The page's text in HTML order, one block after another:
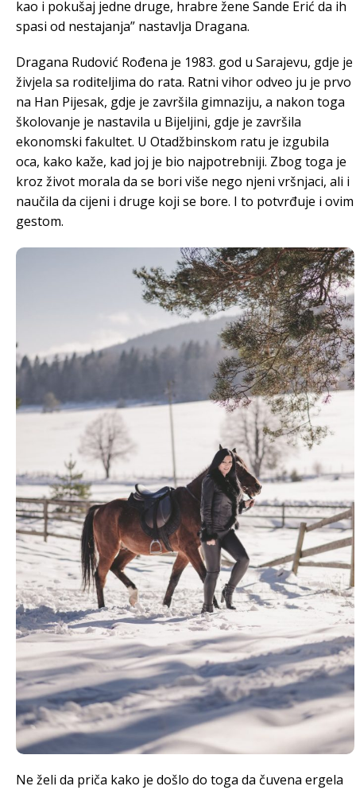
kao i pokušaj jedne druge, hrabre žene Sande Erić da ih
spasi od nestajanja” nastavlja Dragana.
Dragana Rudović Rođena je 1983. god u Sarajevu, gdje je
živjela sa roditeljima do rata. Ratni vihor odveo ju je prvo
na Han Pijesak, gdje je završila gimnaziju, a nakon toga
školovanje je nastavila u Bijeljini, gdje je završila
ekonomski fakultet. U Otadžbinskom ratu je izgubila
oca, kako kaže, kad joj je bio najpotrebniji. Zbog toga je
kroz život morala da se bori više nego njeni vršnjaci, ali i
naučila da cijeni i druge koji se bore. I to potvrđuje i ovim
gestom.
Ne želi da priča kako je došlo do toga da čuvena ergela